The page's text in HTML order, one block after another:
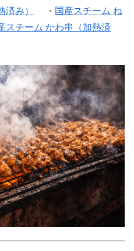
済み） ・ 国産スチーム ね
スチーム かわ串（加熱済